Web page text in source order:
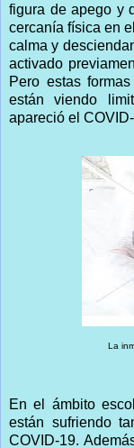
figura de apego y
cercanía física en
calma y
activado
Pero estas
están viendo
apareció el
La
En el ámbito
están sufriendo
COVID-19.